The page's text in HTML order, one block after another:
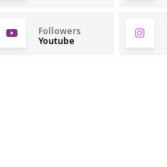
Followers
Youtube